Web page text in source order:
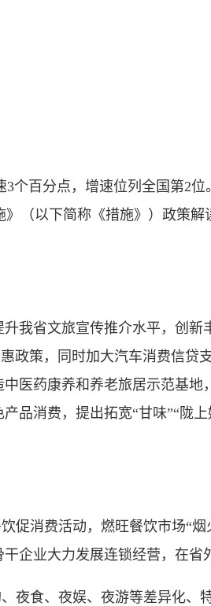
百分点，增速位列全国第2位
（以下简称《措施》）政策解
省文旅宣传推介水平，创新
政策，同时加大汽车消费信贷
医药康养和养老旅居示范基地
品消费，提出拓宽“甘味”“陇
消费活动，燃旺餐饮市场“烟
企业大力发展连锁经营，在省
食、夜娱、夜游等差异化、